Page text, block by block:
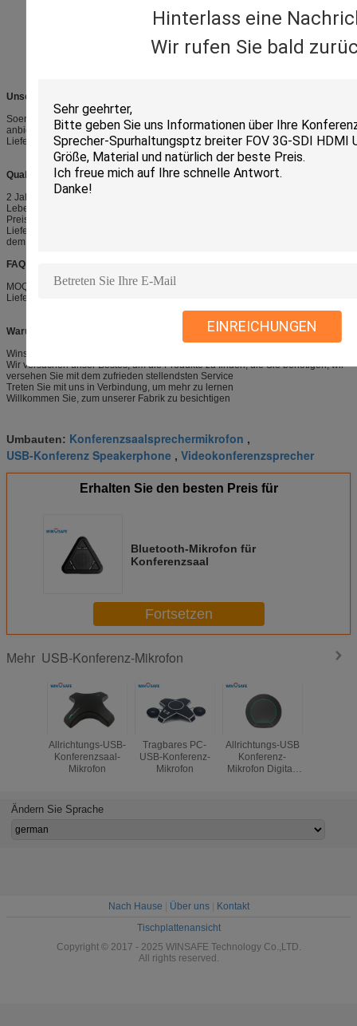
Hinterlass eine
Wir rufen Sie bald
EINREICHUNGEN
Unsere Dienstleistungen
Soem-Service: wir können Soem- und ODM-Services für unsere Kunden
anbieten
Lieferzeit: probieren Sie Auftrag in 3-5 Werktage, Großauftrag in 7-15 Werktage
Qualitätsgarantie
2 Jahre für freie Reparatur
Lebenszeitservice für anhaltende zusammenarbeitende Kunden
Preisbedingung: EXW-Fabrik
Lieferbedingungen: durch Eil (DHL-/FedEx/TNT/UPS/EMS/Chinaposten), auf
dem Luftweg oder durch Meer
FAQ
MOQ: 1pc für Probe, mindestens 10pcs nach Beispielauftrag
Lieferzeit: Beispielauftrag in 3-5 Werktage, Großauftrag in 7-15 Werktage
Warum uns wählen Sie
Winsafe-Technologie-Co Ltd. ist ein Videokonferenz-Kamerahersteller HD PTZ
Wir versuchen unser Bestes, um die Produkte zu finden, die Sie benötigen, wir
versehen Sie mit dem zufrieden stellendsten Service
Treten Sie mit uns in Verbindung, um mehr zu lernen
Willkommen Sie, zum unserer Fabrik zu besichtigen
Umbauten: Konferenzsaalsprechermikrofon ,
USB-Konferenz Speakerphone , Videokonferenzsprecher
Erhalten Sie den besten Preis für
Bluetooth-Mikrofon für
Konferenzsaal
Fortsetzen
Mehr USB-Konferenz-Mikrofon
Allrichtungs-USB-
Konferenzsaal-
Mikrofon
Tragbares PC-
USB-Konferenz-
Mikrofon
Allrichtungs-USB
Konferenz-
Mikrofon Digital,
Ändern Sie Sprache
Nach Hause Über uns|
Kontakt
Tischplattenansicht
Copyright © 2017 - 2025 WINSAFE Technology Co.,LTD.
All rights reserved.